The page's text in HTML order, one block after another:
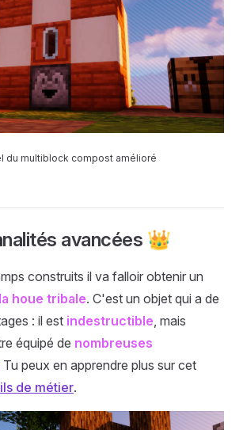
du multiblock compost amélioré
avancées 👑
construits il va falloir obtenir un
la houe tribale. C'est un objet qui a de
: il est indestructible, mais
équipé de nombreuses
Tu peux en apprendre plus sur cet
de métier.